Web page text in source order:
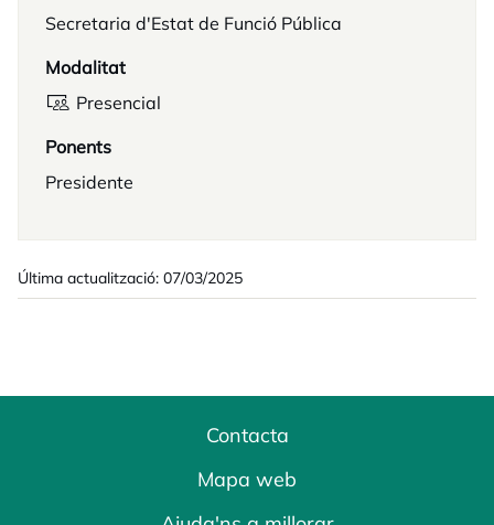
Secretaria d'Estat de Funció Pública
Modalitat
Presencial
Ponents
Presidente
Última actualització: 07/03/2025
Contacta
Mapa web